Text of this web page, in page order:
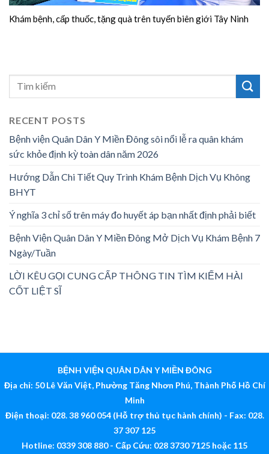
Khám bệnh, cấp thuốc, tặng quà trên tuyến biên giới Tây Ninh
RECENT POSTS
Bệnh viện Quân Dân Y Miền Đông sôi nổi lễ ra quân khám
sức khỏe định kỳ toàn dân năm 2026
Hướng Dẫn Chi Tiết Quy Trình Khám Bệnh Dịch Vụ Không
BHYT
Ý nghĩa 3 chỉ số trên máy đo huyết áp bạn nhất định phải biết
Bệnh Viện Quân Dân Y Miền Đông Mở Dịch Vụ Khám Bệnh 7
Ngày/Tuần
LỜI KÊU GỌI CUNG CẤP THÔNG TIN TÌM KIẾM HÀI
CỐT LIỆT SĨ
BỆNH VIỆN QUÂN DÂN Y MIỀN ĐÔNG
Địa chỉ: 50 Lê Văn Việt, Phường Tăng Nhơn Phú, Thành Phố Hồ Chí
Minh
Điện thoại: 028. 38 960 054 (Hỗ trợ thủ tục hành chính) - Fax: 028.
37 307 125
Hotline: 0339 308 880 - Cấp Cứu: 028 3730 7125 hoặc 115